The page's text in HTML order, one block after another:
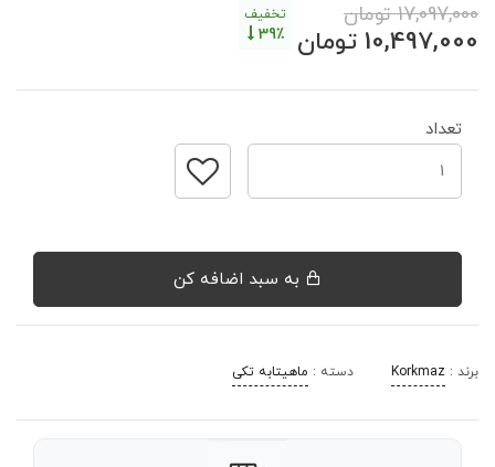
17,097,000 تومان
10,497,000 تومان
تخفیف
39٪
تعداد
برند : Korkmaz دسته : ماهیتابه تکی